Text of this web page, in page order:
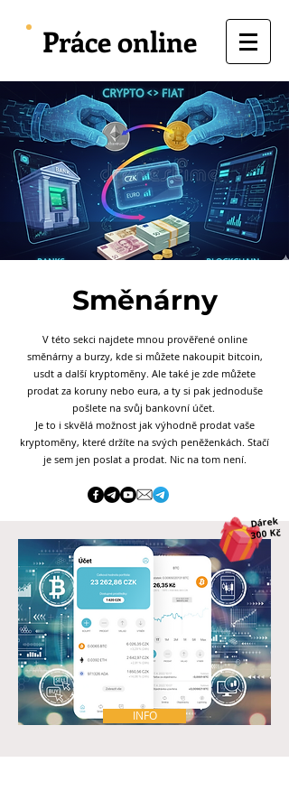
Práce online
Směnárny
V této sekci najdete mnou prověřené online
směnárny a burzy, kde si můžete nakoupit bitcoin,
usdt a další kryptoměny. Ale také je zde můžete
prodat za koruny nebo eura, a ty si pak jednoduše
pošlete na svůj bankovní účet.
Je to i skvělá možnost jak výhodně prodat vaše
kryptoměny, které držíte na svých peněženkách. Stačí
je sem jen poslat a prodat. Nic na tom není.
INFO
Dárek
300 Kč